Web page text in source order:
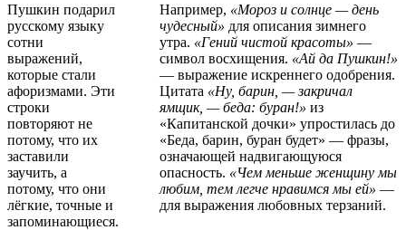
Пушкин подарил
русскому языку
сотни
выражений,
которые стали
афоризмами. Эти
строки
повторяют не
потому, что их
заставили
заучить, а
потому, что они
лёгкие, точные и
запоминающиеся.
Например, «Мороз и солнце — день
чудесный» для описания зимнего
утра. «Гений чистой красоты» —
символ восхищения. «Ай да Пушкин!»
— выражение искреннего одобрения.
Цитата «Ну, барин, — закричал
ямщик, — беда: буран!» из
«Капитанской дочки» упростилась до
«Беда, барин, буран будет» — фразы,
означающей надвигающуюся
опасность. «Чем меньше женщину мы
любим, тем легче нравимся мы ей» —
для выражения любовных терзаний.